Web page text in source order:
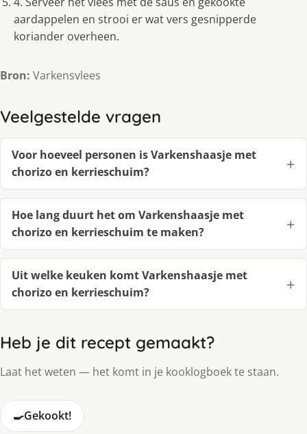
aardappelen en strooi er wat vers gesnipperde
koriander overheen.
Bron: Varkensvlees
Veelgestelde vragen
Voor hoeveel personen is Varkenshaasje met
chorizo en kerrieschuim?
Hoe lang duurt het om Varkenshaasje met
chorizo en kerrieschuim te maken?
Uit welke keuken komt Varkenshaasje met
chorizo en kerrieschuim?
Heb je dit recept gemaakt?
Laat het weten — het komt in je kooklogboek te staan.
🍳Gekookt!